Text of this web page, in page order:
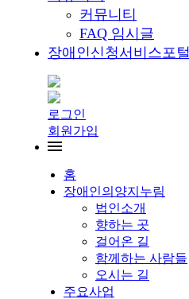
커뮤니티
FAQ 임시글
장애인신청서비스포털
로그인
회원가입
홈
장애인의양지누림
법인소개
향하는 곳
걸어온 길
함께하는 사람들
오시는 길
주요사업